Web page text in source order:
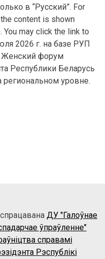
в “Русский”. For
content is shown
may click the link to
2026 г. на базе РУП
Женский форум
Республики Беларусь
региональном уровне.
ДУ "Галоўнае
ўпраўленне"
справамі
Рэспублікі